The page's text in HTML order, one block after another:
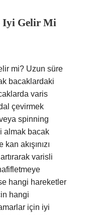
Iyi Gelir Mi
mi? Uzun süre
bacaklardaki
varis
çevirmek
spinning
almak bacak
akışınızı
artırarak varisli
hangi hareketler
hangi
için iyi